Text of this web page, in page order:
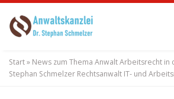
to
content
Start» News zum Thema Anwalt Arbeitsrecht in
Stephan Schmelzer Rechtsanwalt IT- und